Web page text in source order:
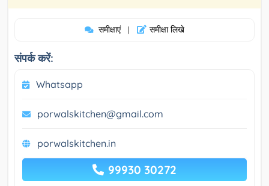
समीक्षाएं | समीक्षा लिखे
संपर्क करें:
Whatsapp
porwalskitchen@gmail.com
porwalskitchen.in
99930 30272